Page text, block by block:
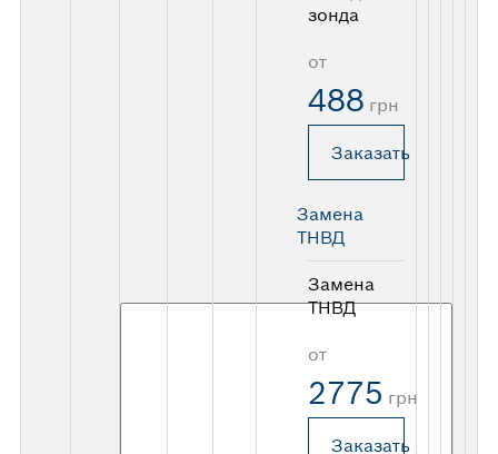
зонда
от
488 грн
Заказать
Замена
ТНВД
Замена
ТНВД
от
2775 грн
Заказать